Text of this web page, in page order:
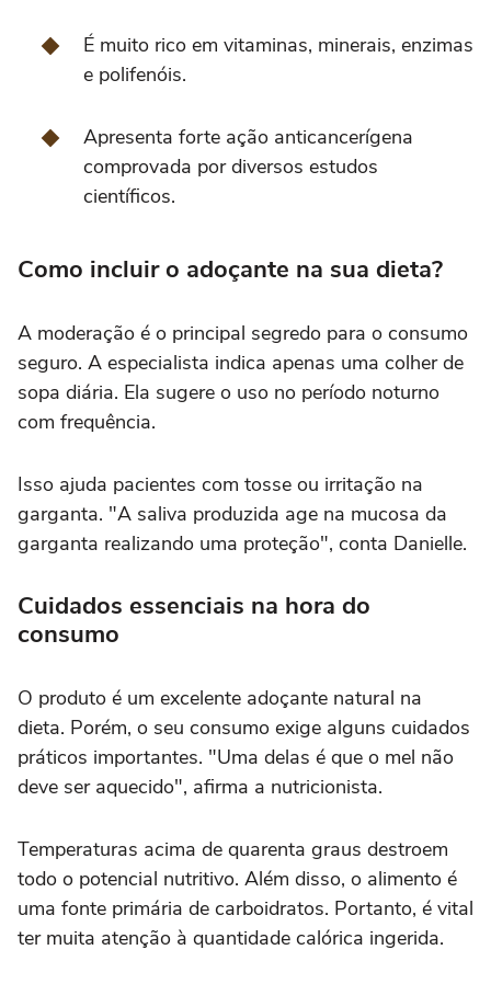
É muito rico em vitaminas, minerais, enzimas
e polifenóis.
Apresenta forte ação anticancerígena
comprovada por diversos estudos
científicos.
Como incluir o adoçante na sua dieta?
A moderação é o principal segredo para o consumo
seguro. A especialista indica apenas uma colher de
sopa diária. Ela sugere o uso no período noturno
com frequência.
Isso ajuda pacientes com tosse ou irritação na
garganta. "A saliva produzida age na mucosa da
garganta realizando uma proteção", conta Danielle.
Cuidados essenciais na hora do
consumo
O produto é um excelente adoçante natural na
dieta. Porém, o seu consumo exige alguns cuidados
práticos importantes. "Uma delas é que o mel não
deve ser aquecido", afirma a nutricionista.
Temperaturas acima de quarenta graus destroem
todo o potencial nutritivo. Além disso, o alimento é
uma fonte primária de carboidratos. Portanto, é vital
ter muita atenção à quantidade calórica ingerida.